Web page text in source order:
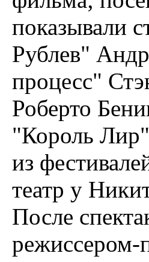
показывали
Рублев"
процесс"
Роберто
"Король
из
театр у
После